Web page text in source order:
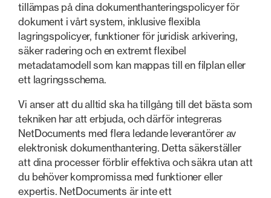
tillämpas på dina dokumenthanteringspolicyer för
dokument i vårt system, inklusive flexibla
lagringspolicyer, funktioner för juridisk arkivering,
säker radering och en extremt flexibel
metadatamodell som kan mappas till en filplan eller
ett lagringsschema.
Vi anser att du alltid ska ha tillgång till det bästa som
tekniken har att erbjuda, och därför integreras
NetDocuments med flera ledande leverantörer av
elektronisk dokumenthantering. Detta säkerställer
att dina processer förblir effektiva och säkra utan att
du behöver kompromissa med funktioner eller
expertis. NetDocuments är inte ett